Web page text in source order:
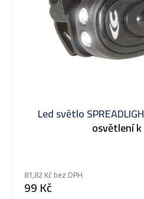
Led světlo
osvětlení
81,82 Kč bez DPH
99 Kč